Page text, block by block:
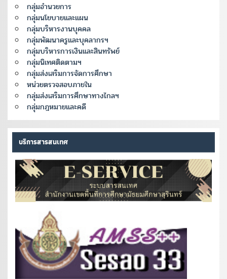
กลุ่มอำนวยการ
กลุ่มนโยบายและแผน
กลุ่มบริหารงานบุคคล
กลุ่มพัฒนาครูและบุคลากรฯ
กลุ่มบริหารการเงินและสินทรัพย์
กลุ่มนิเทศติดตามฯ
กลุ่มส่งเสริมการจัดการศึกษา
หน่วยตรวจสอบภายใน
กลุ่มส่งเสริมการศึกษาทางไกลฯ
กลุ่มกฎหมายและคดี
บริการสารสนเทศ